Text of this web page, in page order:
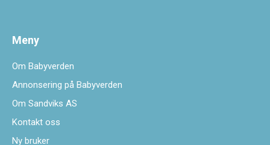
Meny
Om Babyverden
Annonsering på Babyverden
Om Sandviks AS
Kontakt oss
Ny bruker